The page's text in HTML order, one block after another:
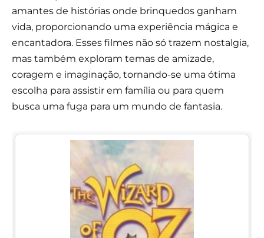
amantes de histórias onde brinquedos ganham
vida, proporcionando uma experiência mágica e
encantadora. Esses filmes não só trazem nostalgia,
mas também exploram temas de amizade,
coragem e imaginação, tornando-se uma ótima
escolha para assistir em família ou para quem
busca uma fuga para um mundo de fantasia.